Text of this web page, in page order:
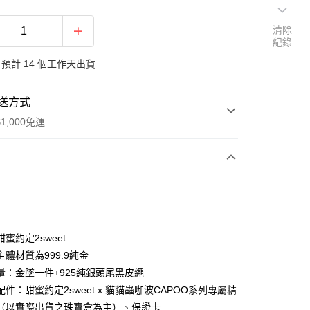
計 14 個工作天出貨
方式
免運
率 每期
商業銀行
銀行
彰化商業銀行
商業銀行
兆豐國際商業銀行
率 每期NT$3,080
商業銀行
第一商業銀行
銀行
彰化商業銀行
儲蓄銀行
台北富邦商業銀行
蜜約定2sweet
體材質為999.9純金
：金墜一件+925純銀頭尾黑皮繩
件：甜蜜約定2sweet x 貓貓蟲咖波CAPOO系列專屬精
以實際出貨之珠寶盒為主）、保證卡
清除
紀錄